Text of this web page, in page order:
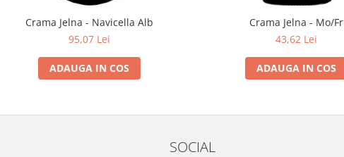
Crama Jelna - Navicella Alb
95,07 Lei
ADAUGA IN COS
Crama Jelna - Mo/Fr
43,62 Lei
ADAUGA IN COS
SOCIAL